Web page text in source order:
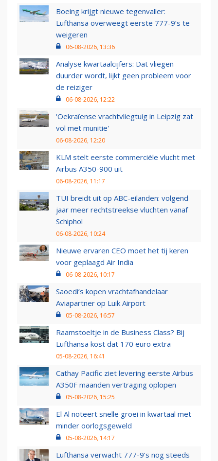
Boeing krijgt nieuwe tegenvaller:
Lufthansa overweegt eerste 777-9’s te
weigeren
06-08-2026, 13:36
Analyse kwartaalcijfers: Dat vliegen
duurder wordt, lijkt geen probleem voor
de reiziger
06-08-2026, 12:22
'Oekraïense vrachtvliegtuig in Leipzig zat
vol met munitie'
06-08-2026, 12:20
KLM stelt eerste commerciële vlucht met
Airbus A350-900 uit
06-08-2026, 11:17
TUI breidt uit op ABC-eilanden: volgend
jaar meer rechtstreekse vluchten vanaf
Schiphol
06-08-2026, 10:24
Nieuwe ervaren CEO moet het tij keren
voor geplaagd Air India
06-08-2026, 10:17
Saoedi’s kopen vrachtafhandelaar
Aviapartner op Luik Airport
05-08-2026, 16:57
Raamstoeltje in de Business Class? Bij
Lufthansa kost dat 170 euro extra
05-08-2026, 16:41
Cathay Pacific ziet levering eerste Airbus
A350F maanden vertraging oplopen
05-08-2026, 15:25
El Al noteert snelle groei in kwartaal met
minder oorlogsgeweld
05-08-2026, 14:17
Lufthansa verwacht 777-9’s nog steeds